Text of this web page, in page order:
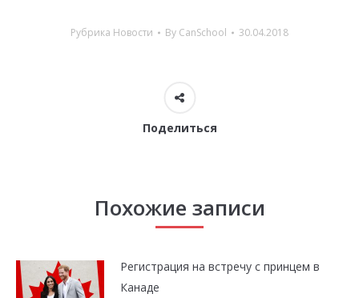
Рубрика Новости By CanSchool 30.04.2018
Поделиться
Похожие записи
Регистрация на встречу с принцем в
Канаде